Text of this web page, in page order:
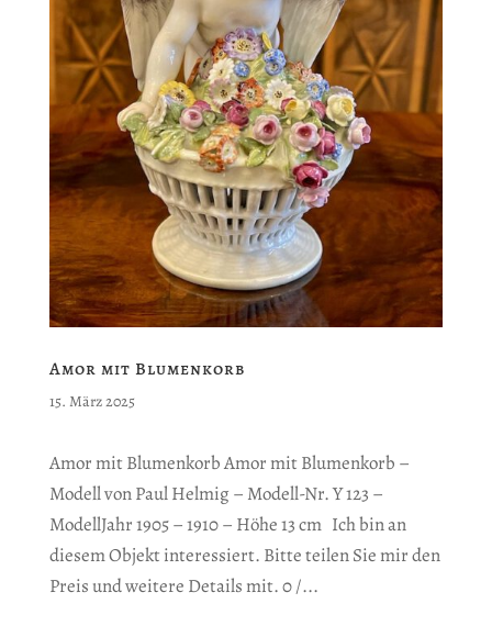
Amor mit Blumenkorb
15. März 2025
Amor mit Blumenkorb Amor mit Blumenkorb –
Modell von Paul Helmig – Modell-Nr. Y 123 –
ModellJahr 1905 – 1910 – Höhe 13 cm Ich bin an
diesem Objekt interessiert. Bitte teilen Sie mir den
Preis und weitere Details mit. 0 /...